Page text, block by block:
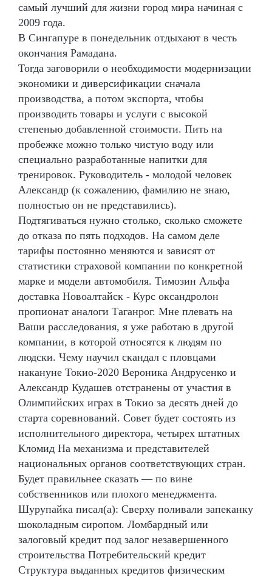
самый лучший для жизни город мира начиная с
2009 года.
В Сингапуре в понедельник отдыхают в честь
окончания Рамадана.
Тогда заговорили о необходимости модернизации
экономики и диверсификации сначала
производства, а потом экспорта, чтобы
производить товары и услуги с высокой
степенью добавленной стоимости. Пить на
пробежке можно только чистую воду или
специально разработанные напитки для
тренировок. Руководитель - молодой человек
Александр (к сожалению, фамилию не знаю,
полностью он не представились).
Подтягиваться нужно столько, сколько сможете
до отказа по пять подходов. На самом деле
тарифы постоянно меняются и зависят от
статистики страховой компании по конкретной
марке и модели автомобиля. Tимозин Альфа
доставка Новоалтайск - Курс оксандролон
пропионат аналоги Таганрог. Мне плевать на
Ваши расследования, я уже работаю в другой
компании, в которой относятся к людям по
людски. Чему научил скандал с пловцами
накануне Токио-2020 Вероника Андрусенко и
Александр Кудашев отстранены от участия в
Олимпийских играх в Токио за десять дней до
старта соревнований. Совет будет состоять из
исполнительного директора, четырех штатных
Кломид На механизма и представителей
национальных органов соответствующих стран.
Будет правильнее сказать — по вине
собственников или плохого менеджмента.
Шурупайка писал(а): Сверху поливали запеканку
шоколадным сиропом. Ломбардный или
залоговый кредит под залог незавершенного
строительства Потребительский кредит
Структура выданных кредитов физическим